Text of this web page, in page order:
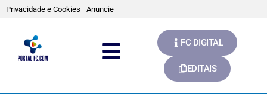
Privacidade e Cookies Anuncie
FC DIGITAL
EDITAIS